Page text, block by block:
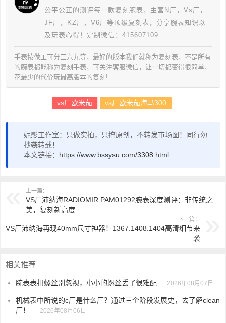
公平公正的测评每一款复刻腕表，主营N厂，Vs厂，
JF厂，KZ厂，V6厂等顶级复刻表，分享腕表知识以
及玩表心得！定制微信：415607109
手表按做工可分三六九等，最好的版本我们就称为复刻表，不是所有
的腕表都能称为复刻手表，可关注客服微信，让一切都变得很简单，
花最少的代价玩最高版本的复刻!
vs厂欧米茄 vs厂欧米茄海马300
妮影工作室：只做实拍，只搞原创，不转发市场图！同行勿
抄袭转载！
本文链接： https://www.bssysu.com/3308.html
上一篇：
VS厂沛纳海RADIOMIR PAM01292腕表深度测评：非传统之
美，复刻新高度
下一篇：
VS厂沛纳海再现40mm尺寸神器！1367.1408.1404高清细节来
袭
相关推荐
腕表表扣螺丝别忽视，小小的螺丝丢了很难配 2026年08月07日
机械表中所说的c厂是什么厂？通过三个阶段发展史，去了解clean
厂！
2026年08月06日